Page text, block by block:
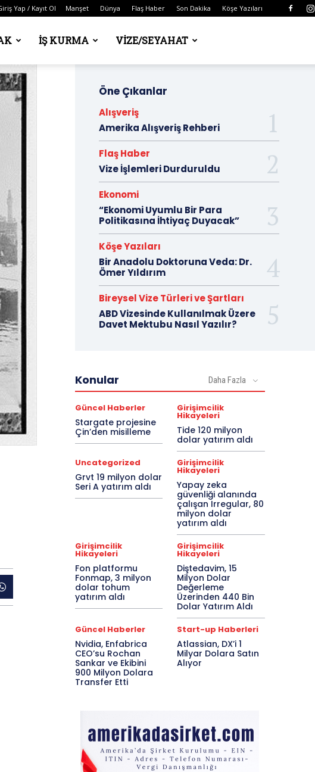
Yap / Kayıt Ol Manşet Dünya Flaş Haber Son Dakika Köşe Yazıları
İŞ KURMA VIZE/SEYAHAT
Öne Çıkanlar
Alışveriş
Amerika Alışveriş Rehberi
Flaş Haber
Vize İşlemleri Durduruldu
Ekonomi
“Ekonomi Uyumlu Bir Para
Politikasına İhtiyaç Duyacak”
Köşe Yazıları
Bir Anadolu Doktoruna Veda: Dr.
Ömer Yıldırım
Bireysel Vize Türleri ve Şartları
ABD Vizesinde Kullanılmak Üzere
Davet Mektubu Nasıl Yazılır?
Konular Daha Fazla
Güncel Haberler
Stargate projesine
Çin’den misilleme
Girişimcilik
Hikayeleri
Tide 120 milyon
dolar yatırım aldı
Uncategorized
Grvt 19 milyon dolar
Seri A yatırım aldı
Girişimcilik
Hikayeleri
Yapay zeka
güvenliği alanında
çalışan Irregular, 80
milyon dolar
yatırım aldı
Girişimcilik
Hikayeleri
Fon platformu
Fonmap, 3 milyon
dolar tohum
yatırım aldı
Girişimcilik
Hikayeleri
Diştedavim, 15
Milyon Dolar
Değerleme
Üzerinden 440 Bin
Dolar Yatırım Aldı
Güncel Haberler
Nvidia, Enfabrica
CEO’su Rochan
Sankar ve Ekibini
900 Milyon Dolara
Transfer Etti
Start-up Haberleri
Atlassian, DX’i 1
Milyar Dolara Satın
Alıyor